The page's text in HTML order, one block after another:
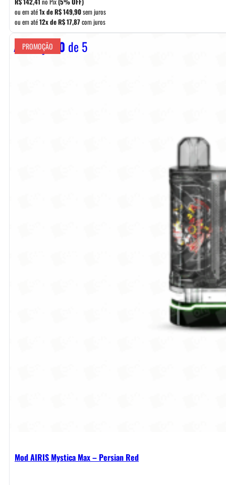
era:
R$ 169,90.
é:
R$ 149,90.
ou em até1x deR$149,90sem juros
ou em até12x deR$17,87com juros
Avaliação 0 de 5
PROMOÇÃO
Mod AIRIS Mystica Max – Persian Red